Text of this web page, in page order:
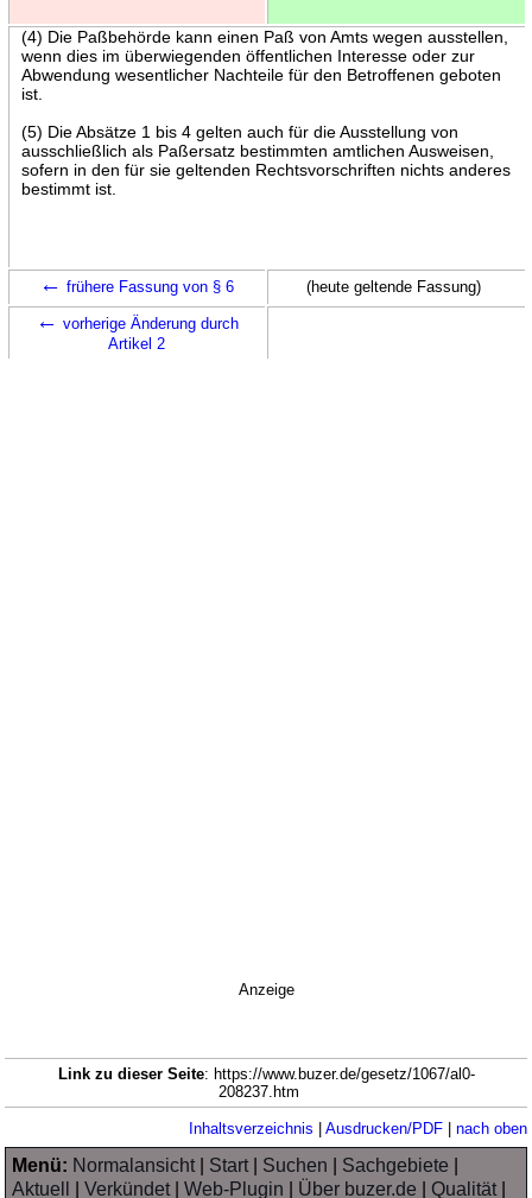
(4) Die Paßbehörde kann einen Paß von Amts wegen ausstellen,
wenn dies im überwiegenden öffentlichen Interesse oder zur
Abwendung wesentlicher Nachteile für den Betroffenen geboten
ist.
(5) Die Absätze 1 bis 4 gelten auch für die Ausstellung von
ausschließlich als Paßersatz bestimmten amtlichen Ausweisen,
sofern in den für sie geltenden Rechtsvorschriften nichts anderes
bestimmt ist.
← frühere Fassung von § 6 (heute geltende Fassung)
← vorherige Änderung durch
Artikel 2
Anzeige
Link zu dieser Seite: https://www.buzer.de/gesetz/1067/al0-
208237.htm
Inhaltsverzeichnis | Ausdrucken/PDF| nach oben
Menü: Normalansicht| Start| Suchen Sachgebiete
Aktuell
|Verkündet|Web-Plugin Über buzer.de |Qualität|